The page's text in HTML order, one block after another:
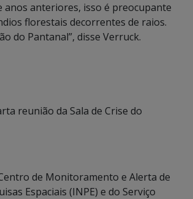
anos anteriores, isso é preocupante
florestais decorrentes de raios.
do Pantanal”, disse Verruck.
reunião da Sala de Crise do
de Monitoramento e Alerta de
Espaciais (INPE) e do Serviço